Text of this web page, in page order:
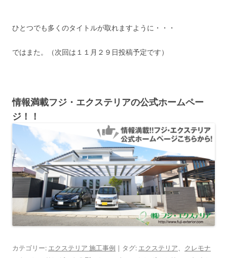
ひとつでも多くのタイトルが取れますように・・・
ではまた。（次回は１１月２９日投稿予定です）
情報満載フジ・エクステリアの公式ホームペー
ジ！！
カテゴリー: エクステリア 施工事例 | タグ: エクステリア、 クレモナ